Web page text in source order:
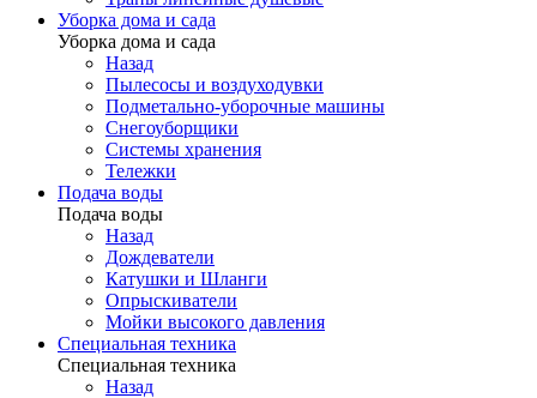
Уборка дома и сада
Уборка дома и сада
Назад
Пылесосы и воздуходувки
Подметально-уборочные машины
Снегоуборщики
Системы хранения
Тележки
Подача воды
Подача воды
Назад
Дождеватели
Катушки и Шланги
Опрыскиватели
Мойки высокого давления
Специальная техника
Специальная техника
Назад